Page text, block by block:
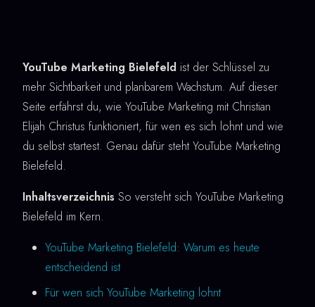
YouTube Marketing Bielefeld ist der Schlüssel zu
mehr Sichtbarkeit und planbarem Wachstum. Auf dieser
Seite erfährst du, wie YouTube Marketing mit Christian
Elijah Christus funktioniert, für wen es sich lohnt und wie
du selbst startest. Genau dafür steht YouTube Marketing
Bielefeld.
Inhaltsverzeichnis So versteht sich YouTube Marketing
Bielefeld im Kern.
YouTube Marketing Bielefeld: Warum es heute
entscheidend ist
Für wen sich YouTube Marketing lohnt